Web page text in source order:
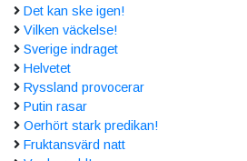
Det kan ske igen!
Vilken väckelse!
Sverige indraget
Helvetet
Ryssland provocerar
Putin rasar
Oerhört stark predikan!
Fruktansvärd natt